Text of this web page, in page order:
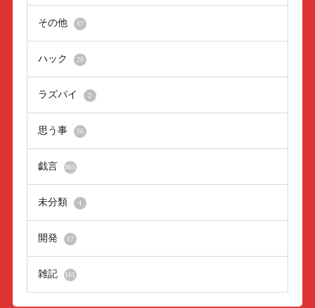
その他 67
ハック 28
ラズパイ 2
思う事 56
戯言 965
未分類 4
開発 17
雑記 161